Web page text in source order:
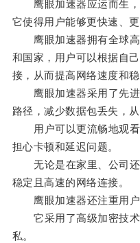
鹰眼加速器应运而生，
它使得用户能够更快速、更
鹰眼加速器拥有全球高
和国家，用户可以根据自
接，从而提高网络速度和稳
鹰眼加速器采用了先进
路径，减少数据包丢失，
用户可以更流畅地观看
担心卡顿和延迟问题。
无论是在家里、公司还
稳定且高速的网络连接。
鹰眼加速器还注重用户
它采用了高级加密技术
私。